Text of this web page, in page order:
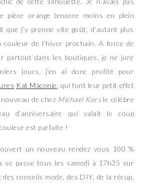
pièce orange (encore moins en plein
j’y prenne vite goût, d’autant plus
de l’hiver prochain. A force de
partout dans les boutiques, je ne jure
jours, j’en ai donc profité pour
Kat Maconie , qui font leur petit effet
de chez Michael Korsle célèbre
d’anniversaire qui valait le coup
est parfaite !
un nouveau rendez vous 100 %
se passe tous les samedi à 17h35 sur
conseils mode, des DIY, de la récup,